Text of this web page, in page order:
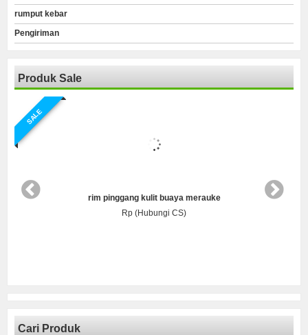
rumput kebar
Pengiriman
Produk Sale
SALE
rim pinggang kulit buaya merauke
Rp (Hubungi CS)
Cari Produk